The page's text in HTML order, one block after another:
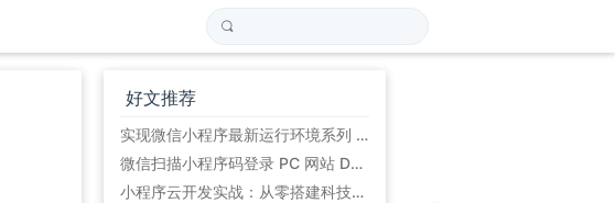
好文推荐
实现微信小程序最新运行环境系列 (初始篇)
微信扫描小程序码登录 PC 网站 Demo
小程序云开发实战：从零搭建科技爱好者周刊小程序